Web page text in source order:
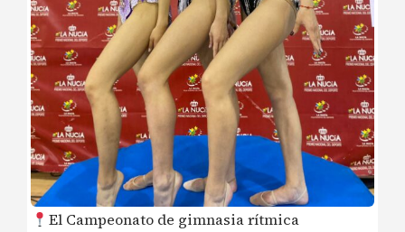
El Campeonato de gimnasia rítmica